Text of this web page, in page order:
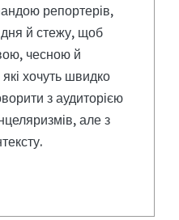
репортерів,
дня й стежу, щоб
чесною й
хочуть швидко
з аудиторією
але з